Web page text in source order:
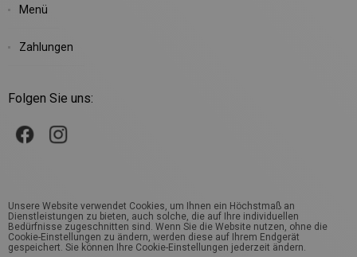
Menü
Zahlungen
Folgen Sie uns:
Unsere Website verwendet Cookies, um Ihnen ein Höchstmaß an
Dienstleistungen zu bieten, auch solche, die auf Ihre individuellen
Bedürfnisse zugeschnitten sind. Wenn Sie die Website nutzen, ohne die
Cookie-Einstellungen zu ändern, werden diese auf Ihrem Endgerät
gespeichert. Sie können Ihre Cookie-Einstellungen jederzeit ändern.